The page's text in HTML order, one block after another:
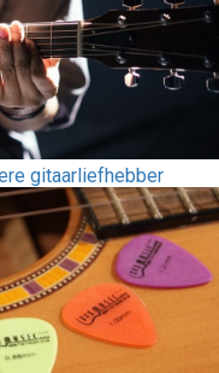
gitaarliefhebber